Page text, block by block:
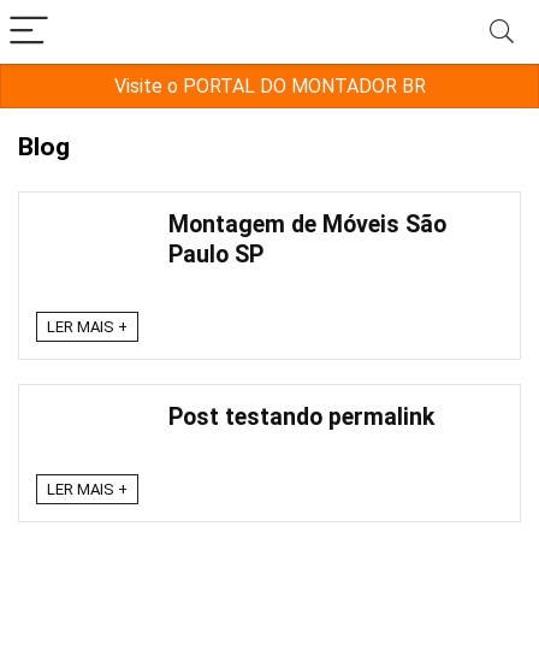
Visite o PORTAL DO MONTADOR BR
Blog
Montagem de Móveis São
Paulo SP
LER MAIS +
Post testando permalink
LER MAIS +